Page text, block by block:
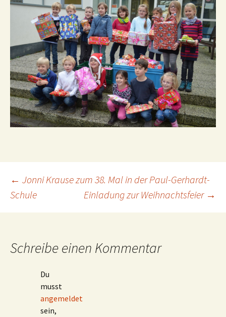
Beitragsnavigation
← Jonni Krause zum 38. Mal in der Paul-Gerhardt-
Schule
Einladung zur Weihnachtsfeier →
Schreibe einen Kommentar
Du
musst
angemeldet
sein,